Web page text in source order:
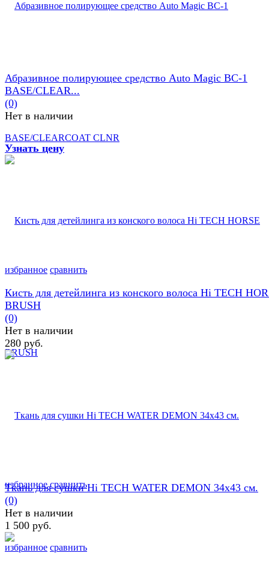
избранное сравнить
Абразивное полирующее средство Auto Magic BC-1
BASE/CLEAR...
(0)
Нет в наличии
Узнать цену
избранное сравнить
Кисть для детейлинга из конского волоса Hi TECH
BRUSH
(0)
Нет в наличии
280 руб.
избранное сравнить
Ткань для сушки Hi TECH WATER DEMON 34х43 см.
(0)
Нет в наличии
1 500 руб.